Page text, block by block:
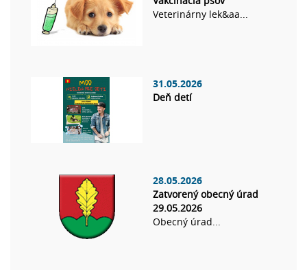
Veterinárny lek&aa...
31.05.2026
Deň detí
28.05.2026
Zatvorený obecný úrad
29.05.2026
Obecný úrad...